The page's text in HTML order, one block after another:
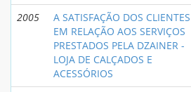
2005
A SATISFAÇÃO DOS CLIENTES
EM RELAÇÃO AOS SERVIÇOS
PRESTADOS PELA DZAINER ­
LOJA DE CALÇADOS E
ACESSÓRIOS